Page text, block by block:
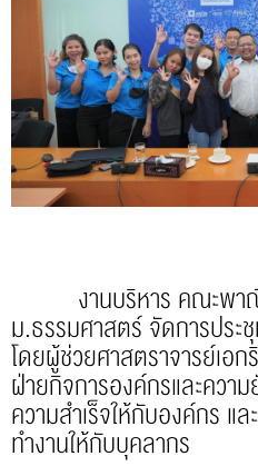
งานบริหาร คณะพาณิ
ม.ธรรมศาสตร์ จัดการประ
โดยผู้ช่วยศาสตราจารย์เ
ฝ่ายกิจการองค์กรและควา
ความสำเร็จให้กับองค์กร แ
ทำงานให้กับบุคลากร